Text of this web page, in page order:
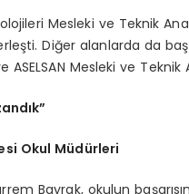
Mesleki ve Teknik
Diğer alanlarda da
Mesleki ve Teknik
Okul Müdürleri
Bayrak, okulun